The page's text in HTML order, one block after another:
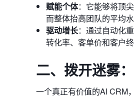
赋能个体：它能够将顶
而整体抬高团队的平均水
驱动增长：通过自动化
转化率、客单价和客户终
二、拨开迷雾
一个真正有价值的AI CRM